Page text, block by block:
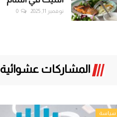
نوفمبر 11, 2025 0
المشاركات عشوائية
تحقيقات